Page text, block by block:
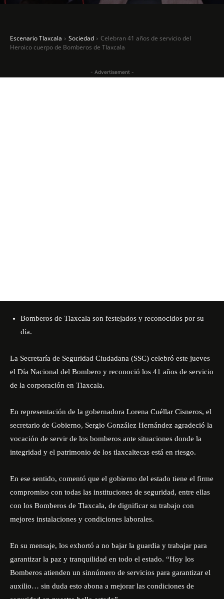
Escenario Tlaxcala Sociedad
Celebran 41 años de servicio del
Heroico cuerpo de Bomberos de Tlaxcala
- Advertisement -
Bomberos de Tlaxcala son festejados y reconocidos por su
día.
La Secretaría de Seguridad Ciudadana (SSC) celebró este jueves
el Día Nacional del Bombero y reconoció los 41 años de servicio
de la corporación en Tlaxcala.
En representación de la gobernadora Lorena Cuéllar Cisneros, el
secretario de Gobierno, Sergio González Hernández agradeció la
vocación de servir de los bomberos ante situaciones donde la
integridad y el patrimonio de los tlaxcaltecas está en riesgo.
En ese sentido, comentó que el gobierno del estado tiene el firme
compromiso con todas las instituciones de seguridad, entre ellas
con los Bomberos de Tlaxcala, de dignificar su trabajo con
mejores instalaciones y condiciones laborales.
En su mensaje, los exhortó a no bajar la guardia y trabajar para
garantizar la paz y tranquilidad en todo el estado. “Hoy los
Bomberos atienden un sinnúmero de servicios para garantizar el
auxilio… sin duda esto abona a mejorar las condiciones de